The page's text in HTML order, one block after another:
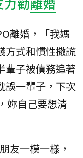
離婚，「我媽
方式和慣性撒謊
輩子被債務追著
誤一輩子，下次
妳自己要想清
友一模一樣，